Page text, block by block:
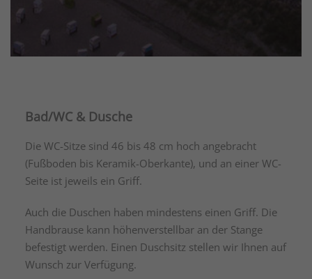
Bad/WC & Dusche
Die WC-Sitze sind 46 bis 48 cm hoch angebracht
(Fußboden bis Keramik-Oberkante), und an einer WC-
Seite ist jeweils ein Griff.
Auch die Duschen haben mindestens einen Griff. Die
Handbrause kann höhenverstellbar an der Stange
befestigt werden. Einen Duschsitz stellen wir Ihnen auf
Wunsch zur Verfügung.